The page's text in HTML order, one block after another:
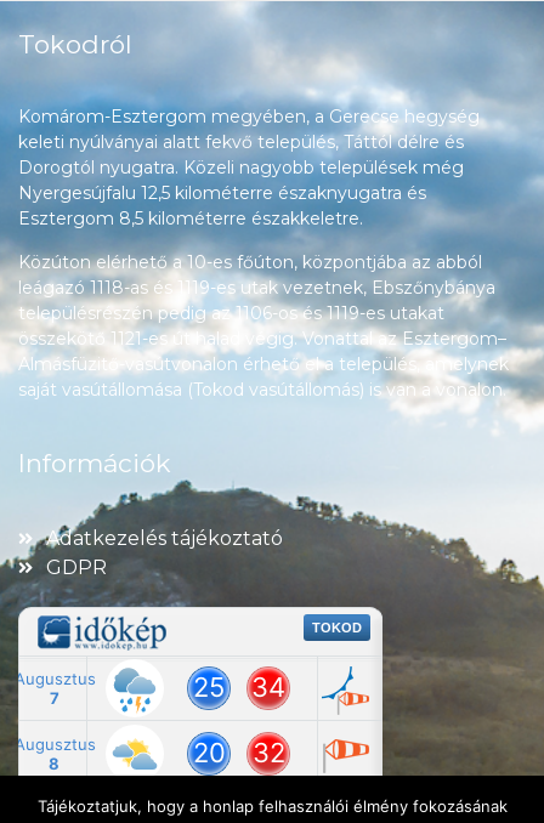
Tokodról
Komárom-Esztergom megyében, a Gerecse hegység
keleti nyúlványai alatt fekvő település, Táttól délre és
Dorogtól nyugatra. Közeli nagyobb települések még
Nyergesújfalu 12,5 kilométerre északnyugatra és
Esztergom 8,5 kilométerre északkeletre.
Közúton elérhető a 10-es főúton, központjába az abból
leágazó 1118-as és 1119-es utak vezetnek, Ebszőnybánya
településrészén pedig az 1106-os és 1119-es utakat
összekötő 1121-es út halad végig. Vonattal az Esztergom–
Almásfüzitő-vasútvonalon érhető el a település, amelynek
saját vasútállomása (Tokod vasútállomás) is van a vonalon.
Információk
Adatkezelés tájékoztató
GDPR
Tájékoztatjuk, hogy a honlap felhasználói élmény fokozásának